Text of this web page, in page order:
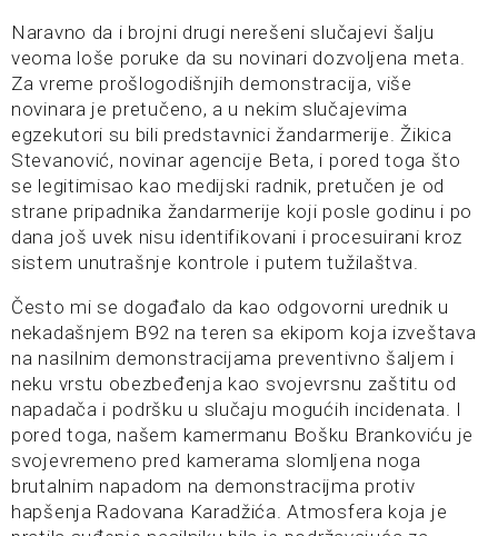
Naravno da i brojni drugi nerešeni slučajevi šalju
veoma loše poruke da su novinari dozvoljena meta.
Za vreme prošlogodišnjih demonstracija, više
novinara je pretučeno, a u nekim slučajevima
egzekutori su bili predstavnici žandarmerije. Žikica
Stevanović, novinar agencije Beta, i pored toga što
se legitimisao kao medijski radnik, pretučen je od
strane pripadnika žandarmerije koji posle godinu i po
dana još uvek nisu identifikovani i procesuirani kroz
sistem unutrašnje kontrole i putem tužilaštva.
Često mi se događalo da kao odgovorni urednik u
nekadašnjem B92 na teren sa ekipom koja izveštava
na nasilnim demonstracijama preventivno šaljem i
neku vrstu obezbeđenja kao svojevrsnu zaštitu od
napadača i podršku u slučaju mogućih incidenata. I
pored toga, našem kamermanu Bošku Brankoviću je
svojevremeno pred kamerama slomljena noga
brutalnim napadom na demonstracijma protiv
hapšenja Radovana Karadžića. Atmosfera koja je